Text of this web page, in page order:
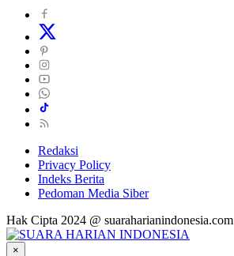
Redaksi
Privacy Policy
Indeks Berita
Pedoman Media Siber
Hak Cipta 2024 @ suaraharianindonesia.com
×